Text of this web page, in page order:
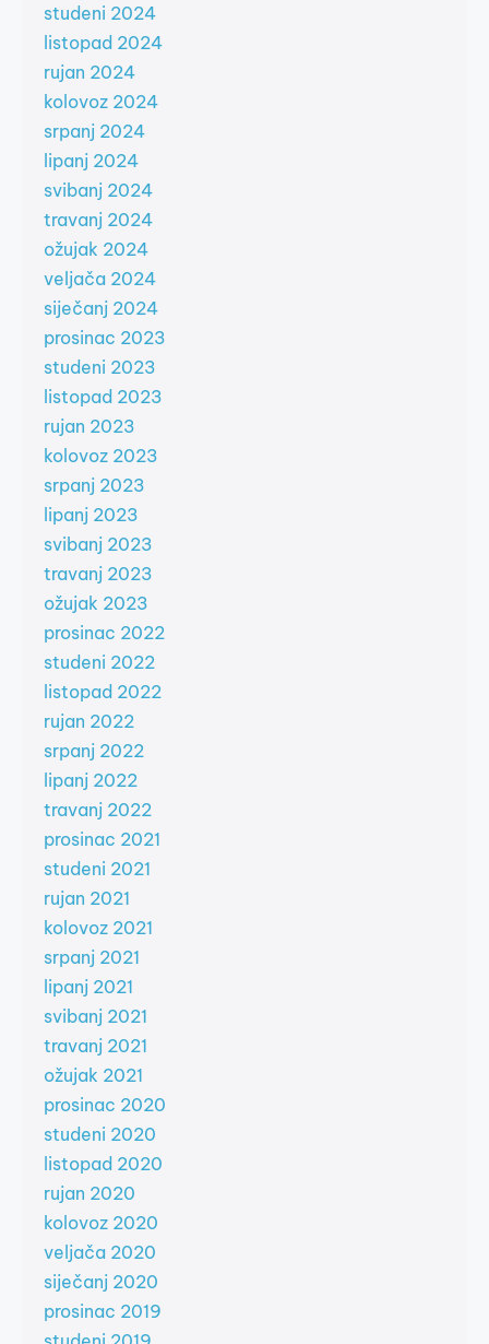
studeni 2024
listopad 2024
rujan 2024
kolovoz 2024
srpanj 2024
lipanj 2024
svibanj 2024
travanj 2024
ožujak 2024
veljača 2024
siječanj 2024
prosinac 2023
studeni 2023
listopad 2023
rujan 2023
kolovoz 2023
srpanj 2023
lipanj 2023
svibanj 2023
travanj 2023
ožujak 2023
prosinac 2022
studeni 2022
listopad 2022
rujan 2022
srpanj 2022
lipanj 2022
travanj 2022
prosinac 2021
studeni 2021
rujan 2021
kolovoz 2021
srpanj 2021
lipanj 2021
svibanj 2021
travanj 2021
ožujak 2021
prosinac 2020
studeni 2020
listopad 2020
rujan 2020
kolovoz 2020
veljača 2020
siječanj 2020
prosinac 2019